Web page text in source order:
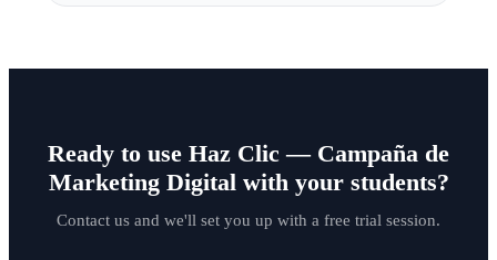
Ready to use Haz Clic — Campaña de
Marketing Digital with your students?
Contact us and we'll set you up with a free trial session.